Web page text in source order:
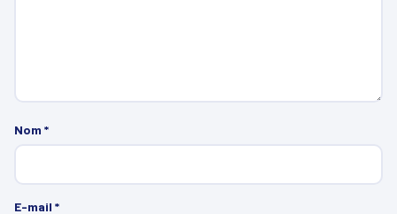
Nom *
E-mail *